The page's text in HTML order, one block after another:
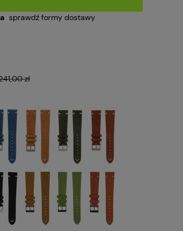
sprawdź formy dostawy
zł